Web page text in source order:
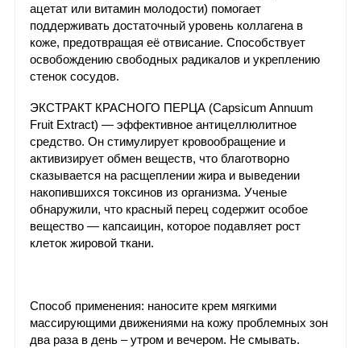
ацетат или витамин молодости) помогает
поддерживать достаточный уровень коллагена в
коже, предотвращая её отвисание. Способствует
освобождению свободных радикалов и укреплению
стенок сосудов.
ЭКСТРАКТ КРАСНОГО ПЕРЦА (Capsicum Annuum
Fruit Extract) — эффективное антицеллюлитное
средство. Он стимулирует кровообращение и
активизирует обмен веществ, что благотворно
сказывается на расщеплении жира и выведении
накопившихся токсинов из организма. Ученые
обнаружили, что красный перец содержит особое
вещество — капсаицин, которое подавляет рост
клеток жировой ткани.
Способ применения: наносите крем мягкими
массирующими движениями на кожу проблемных зон
два раза в день – утром и вечером. Не смывать.